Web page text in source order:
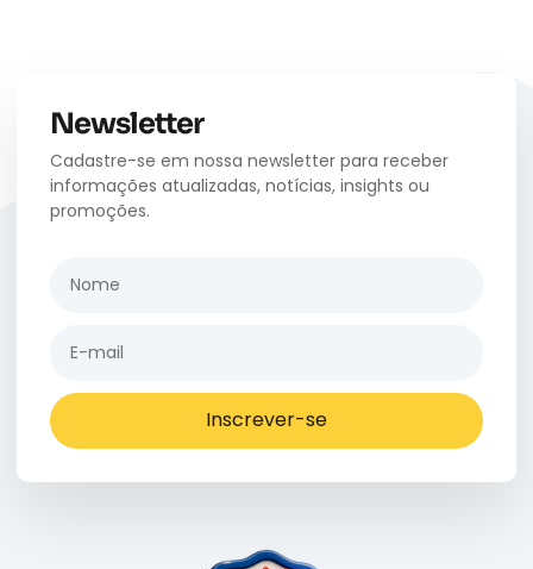
Newsletter
Cadastre-se em nossa newsletter para receber
informações atualizadas, notícias, insights ou
promoções.
Inscrever-se